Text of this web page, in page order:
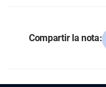
Compartir la nota: